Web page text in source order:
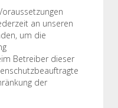
an unseren
um die
Betreiber dieser
der